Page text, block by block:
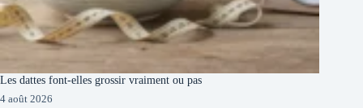
Les dattes font-elles grossir vraiment ou pas
4 août 2026